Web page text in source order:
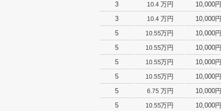
3
10.4 万円 10,000円
3
10.4 万円 10,000円
5
10.55万円 10,000円
5
10.55万円 10,000円
5
10.55万円 10,000円
5
10.55万円 10,000円
5
6.75 万円 10,000円
5
10.55万円 10,000円